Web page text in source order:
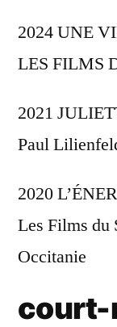
2024 UNE
LES FILMS
2021
Paul
2020
Les Films du
Occitanie
court-